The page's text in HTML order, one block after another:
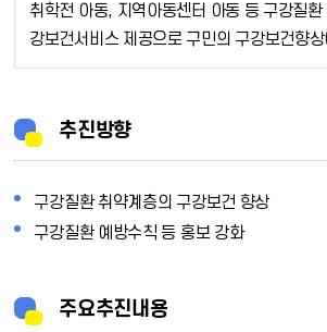
취학전 아동, 지역아동센터 아동 등 구강질
강보건서비스 제공으로 구민의 구강보건향
추진방향
구강질환 취약계층의 구강보건 향상
구강질환 예방수칙 등 홍보 강화
주요추진내용